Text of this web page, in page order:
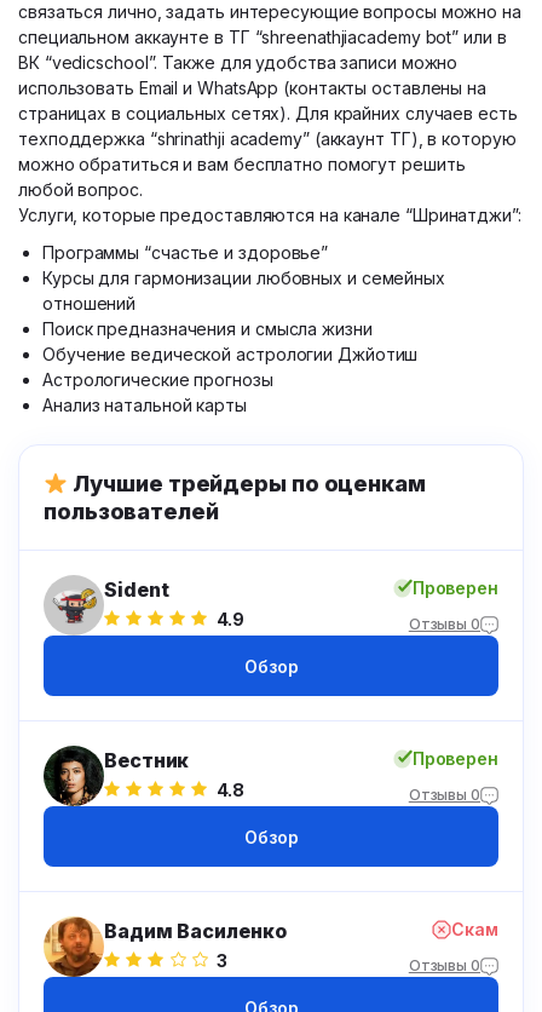
связаться лично, задать интересующие вопросы можно на
специальном аккаунте в ТГ “shreenathjiacademy bot” или в
ВК “vedicschool”. Также для удобства записи можно
использовать Email и WhatsApp (контакты оставлены на
страницах в социальных сетях). Для крайних случаев есть
техподдержка “shrinathji academy” (аккаунт ТГ), в которую
можно обратиться и вам бесплатно помогут решить
любой вопрос.
Услуги, которые предоставляются на канале “Шринатджи”:
Программы “счастье и здоровье”
Курсы для гармонизации любовных и семейных
отношений
Поиск предназначения и смысла жизни
Обучение ведической астрологии Джйотиш
Астрологические прогнозы
Анализ натальной карты
Лучшие трейдеры по оценкам
пользователей
Sident
4.9
Проверен
Отзывы 0
Обзор
Вестник
4.8
Проверен
Отзывы 0
Обзор
Вадим Василенко
3
Скам
Отзывы 0
Обзор